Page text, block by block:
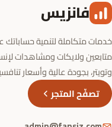
فانزيس
خدمات متكاملة لتنمية
متابعين ولايكات ومشاهدات
وتويتر، بجودة عالية وأسعار
تصفّح المتجر